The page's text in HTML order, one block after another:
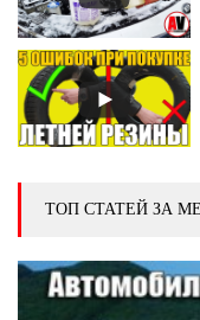
ТОП СТАТЕЙ ЗА